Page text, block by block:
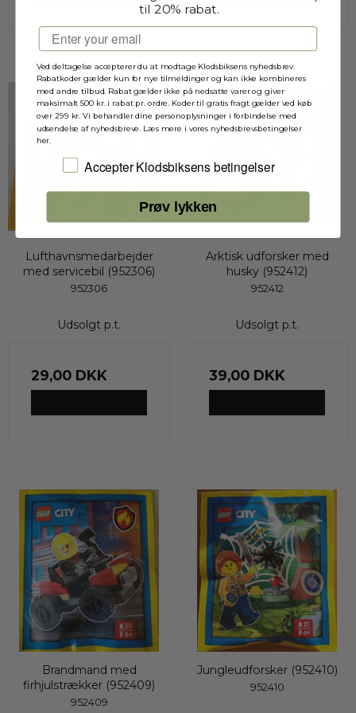
Udsolgt
Lufthavnsmedarbejder
med servicebil (952306)
952306
Udsolgt p.t.
29,00 DKK
Udsolgt
Arktisk udforsker med
husky (952412)
952412
Udsolgt p.t.
39,00 DKK
Brandmand med
firhjulstrækker (952409)
952409
Jungleudforsker (952410)
952410
til 20% rabat.
Email
Ved deltagelse accepterer du at modtage Klodsbiksens nyhedsbrev.
Rabatkoder gælder kun for nye tilmeldinger og kan ikke kombineres
med andre tilbud. Rabat gælder ikke på nedsatte varer og giver
maksimalt 500 kr. i rabat pr. ordre. Koder til gratis fragt gælder ved køb
over 299 kr. Vi behandler dine personoplysninger i forbindelse med
udsendelse af nyhedsbreve. Læs mere i vores nyhedsbrevsbetingelser
her.
Jeg accepterer Klodsbiksens betingelser
Accepter Klodsbiksens betingelser
Prøv lykken